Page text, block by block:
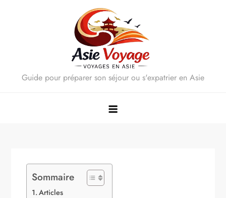
Guide pour préparer son séjour ou s'expatrier en Asie
Sommaire
Articles